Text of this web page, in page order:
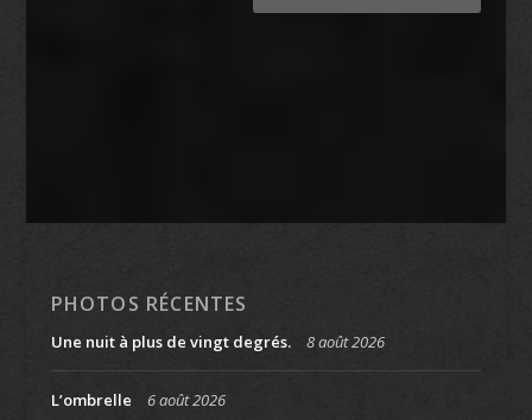
PHOTOS RÉCENTES
Une nuit à plus de vingt degrés. 8 août 2026
L’ombrelle 6 août 2026